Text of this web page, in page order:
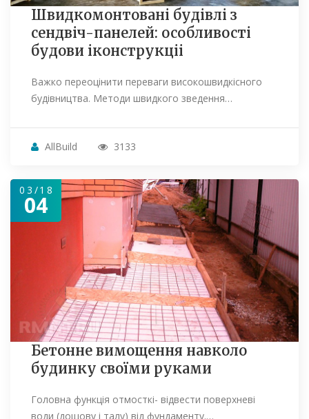
Швидкомонтовані будівлі з
сендвіч-панелей: особливості
будови іконструкціі
Важко переоцінити переваги високошвидкісного
будівництва. Методи швидкого зведення…
AllBuild 3133
03/18
04
Бетонне вимощення навколо
будинку своїми руками
Головна функція отмосткі- відвести поверхневі
води (дощову і талу) від фундаменту.…